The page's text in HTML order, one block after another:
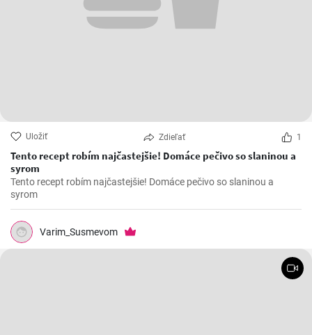
Uložiť Zdieľať 1
Tento recept robím najčastejšie! Domáce pečivo so slaninou a
syrom
Tento recept robím najčastejšie! Domáce pečivo so slaninou a
syrom
Varim_Susmevom